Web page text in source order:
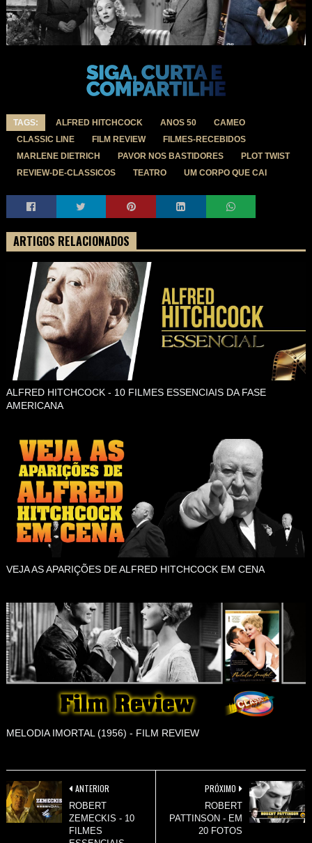
TAGS: ALFRED HITCHCOCK ANOS 50
CAMEO
CLASSIC LINE
FILM REVIEW
FILMES-RECEBIDOS
MARLENE DIETRICH
PAVOR NOS BASTIDORES
PLOT TWIST
REVIEW-DE-CLASSICOS
TEATRO UM CORPO QUE CAI
ARTIGOS RELACIONADOS
ALFRED HITCHCOCK - 10 FILMES ESSENCIAIS DA FASE
AMERICANA
VEJA AS APARIÇÕES DE ALFRED HITCHCOCK EM CENA
MELODIA IMORTAL (1956) - FILM REVIEW
PRÓXIMO
ROBERT
PATTINSON - EM
20 FOTOS
ANTERIOR
ROBERT
ZEMECKIS - 10
FILMES